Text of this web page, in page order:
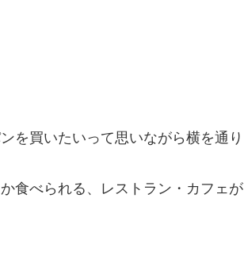
を買いたいって思いながら横を通り
食べられる、レストラン・カフェが